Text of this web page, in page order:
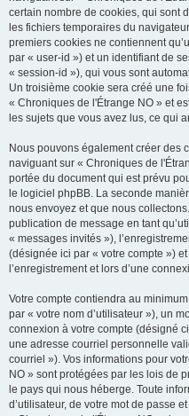
certain nombre de cookies, qui sont
les fichiers temporaires du
premiers cookies ne contiennent
par « user-id ») et un identifiant de
« session-id »), qui vous sont
Un troisième cookie sera créé une
« Chroniques de l'Étrange NO » et
les sujets que vous avez lus, ce qui
Nous pouvons également créer des
naviguant sur « Chroniques de
portée du document qui est prévu
le logiciel phpBB. La seconde
nous envoyez et que nous
publication de message en tant
« messages invités »),
(désignée ici par « votre compte »)
l’enregistrement et lors d’une
Votre compte contiendra au
par « votre nom d’utilisateur »), un
connexion à votre compte (désigné
une adresse courriel personnelle
courriel »). Vos informations pour
NO » sont protégées par les lois de
le pays qui nous héberge. Toute
d’utilisateur, de votre mot de passe